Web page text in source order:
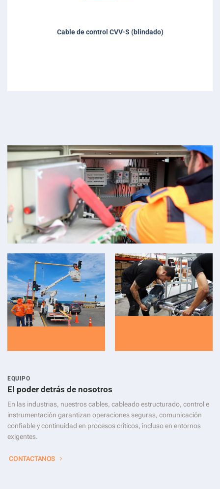
Cable de control CVV-S (blindado)
EQUIPO
El poder detrás de nosotros
En las industrias, nuestros cables, cableado estructurado, control e
instrumentación garantizan operaciones seguras, comunicación
confiable y continuidad en procesos críticos, incluso en entornos
exigentes.
CONTACTANOS